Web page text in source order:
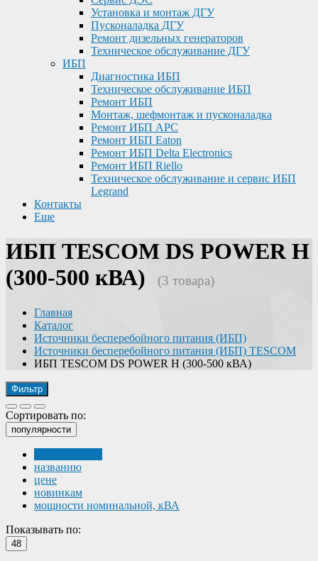
Установка и монтаж ДГУ
Пусконаладка ДГУ
Ремонт дизельных генераторов
Техническое обслуживание ДГУ
ИБП
Диагностика ИБП
Техническое обслуживание ИБП
Ремонт ИБП
Монтаж, шефмонтаж и пусконаладка
Ремонт ИБП APC
Ремонт ИБП Eaton
Ремонт ИБП Delta Electronics
Ремонт ИБП Riello
Техническое обслуживание и сервис ИБП
Legrand
Контакты
Еще
ИБП TESCOM DS POWER H
(300-500 кВА)
(3 товара)
Главная
Каталог
Источники бесперебойного питания (ИБП)
Источники бесперебойного питания (ИБП) TESCOM
ИБП TESCOM DS POWER H (300-500 кВА)
Фильтр
Сортировать по:
популярности
названию
цене
новинкам
мощности номинальной, кВА
Показывать по:
48